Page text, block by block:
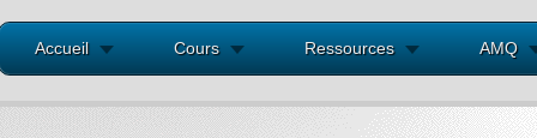
Accueil Cours Ressources AMQ